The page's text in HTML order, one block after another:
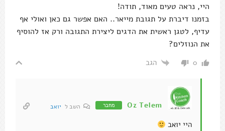
היי, נראה טעים מאוד, תודה!
בזמנו דיברת על תגובת מייאר.. האם אפשר גם כאן ואולי אף
עדיף, לטגן ראשית את הדגים ליצירת התגובה ורק אז להוסיף
את הנוזלים?
0 הגב
Oz Telem מחבר השב ל יואב
היי יואב